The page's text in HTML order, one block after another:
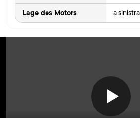
Lage des Motors a sinistra